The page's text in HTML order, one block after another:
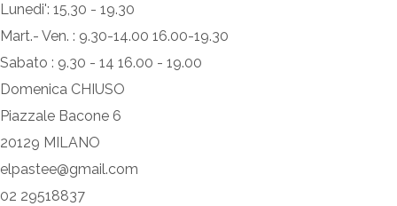
Lunedi': 15,30 - 19.30
Mart.- Ven. : 9.30-14.00 16.00-19.30
Sabato : 9.30 - 14 16.00 - 19.00
Domenica CHIUSO
Piazzale Bacone 6
20129 MILANO
elpastee@gmail.com
02 29518837